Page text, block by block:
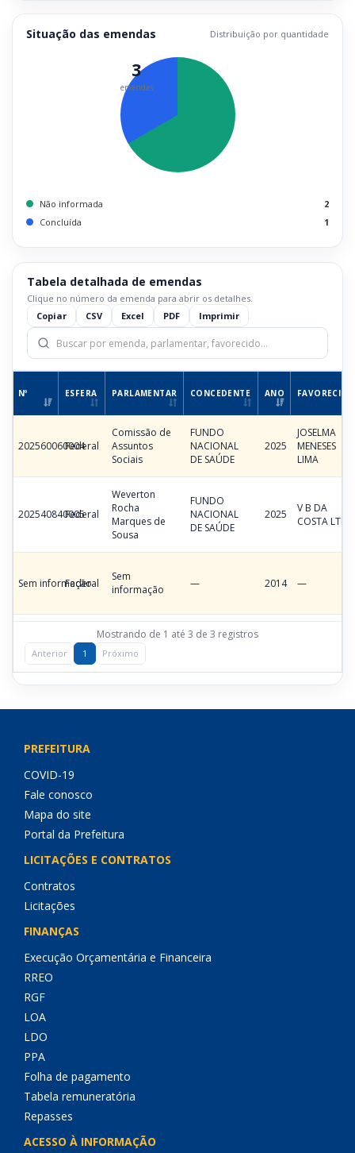
Situação das emendas Distribuição por quantidade
3
emendas
Não informada
2
Concluída
1
Tabela detalhada de emendas
Clique no número da emenda para abrir os detalhes.
Copiar
CSV Excel PDF Imprimir
Nº ESFERA PARLAMENTAR CONCEDENTE ANO FAVORECIDO
202560060004
Federal
Comissão de
Assuntos
Sociais
FUNDO
NACIONAL
DE SAÚDE
2025
JOSELMA
MENESES
LIMA
202540840005
Federal
Weverton
Rocha
Marques de
Sousa
FUNDO
NACIONAL
DE SAÚDE
2025
V B DA
COSTA LTDA
Sem informação
Federal
Sem
informação
— 2014 —
Mostrando de 1 até 3 de 3 registros
Anterior 1 Próximo
PREFEITURA
COVID-19
Fale conosco
Mapa do site
Portal da Prefeitura
LICITAÇÕES E CONTRATOS
Contratos
Licitações
FINANÇAS
Execução Orçamentária e Financeira
RREO
RGF
LOA
LDO
PPA
Folha de pagamento
Tabela remuneratória
Repasses
ACESSO À INFORMAÇÃO